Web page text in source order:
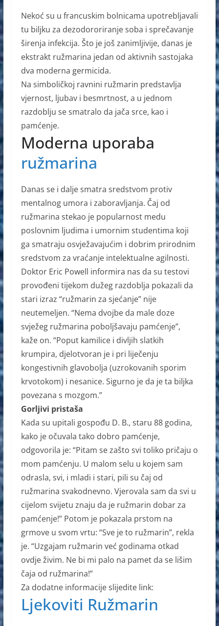
Nekoć su u francuskim bolnicama upotrebljavali
tu biljku za dezodororiranje soba i sprečavanje
širenja infekcija. Što je još zanimljivije, danas je
ekstrakt ružmarina jedan od aktivnih sastojaka
dva moderna germicida.
Na simboličkoj ravnini ružmarin predstavlja
vjernost, ljubav i besmrtnost, a u jednom
razdoblju se smatralo da jača srce, kao i
pamćenje.
Moderna uporaba
ružmarina
Danas se i dalje smatra sredstvom protiv
mentalnog umora i zaboravljanja. Čaj od
ružmarina stekao je popularnost medu
poslovnim ljudima i umornim studentima koji
ga smatraju osvježavajućim i dobrim prirodnim
sredstvom za vraćanje intelektualne agilnosti.
Doktor Eric Powell informira nas da su testovi
provođeni tijekom dužeg razdoblja pokazali da
stari izraz “ružmarin za sjećanje” nije
neutemeljen. “Nema dvojbe da male doze
svježeg ružmarina poboljšavaju pamćenje”,
kaže on. “Poput kamilice i divljih slatkih
krumpira, djelotvoran je i pri liječenju
kongestivnih glavobolja (uzrokovanih sporim
krvotokom) i nesanice. Sigurno je da je ta biljka
povezana s mozgom.”
Gorljivi pristaša
Kada su upitali gospođu D. B., staru 88 godina,
kako je očuvala tako dobro pamćenje,
odgovorila je: “Pitam se zašto svi toliko pričaju o
mom pamćenju. U malom selu u kojem sam
odrasla, svi, i mladi i stari, pili su čaj od
ružmarina svakodnevno. Vjerovala sam da svi u
cijelom svijetu znaju da je ružmarin dobar za
pamćenje!” Potom je pokazala prstom na
grmove u svom vrtu: “Sve je to ružmarin”, rekla
je. “Uzgajam ružmarin već godinama otkad
ovdje živim. Ne bi mi palo na pamet da se lišim
čaja od ružmarina!”
Za dodatne informacije slijedite link:
Ljekoviti Ružmarin